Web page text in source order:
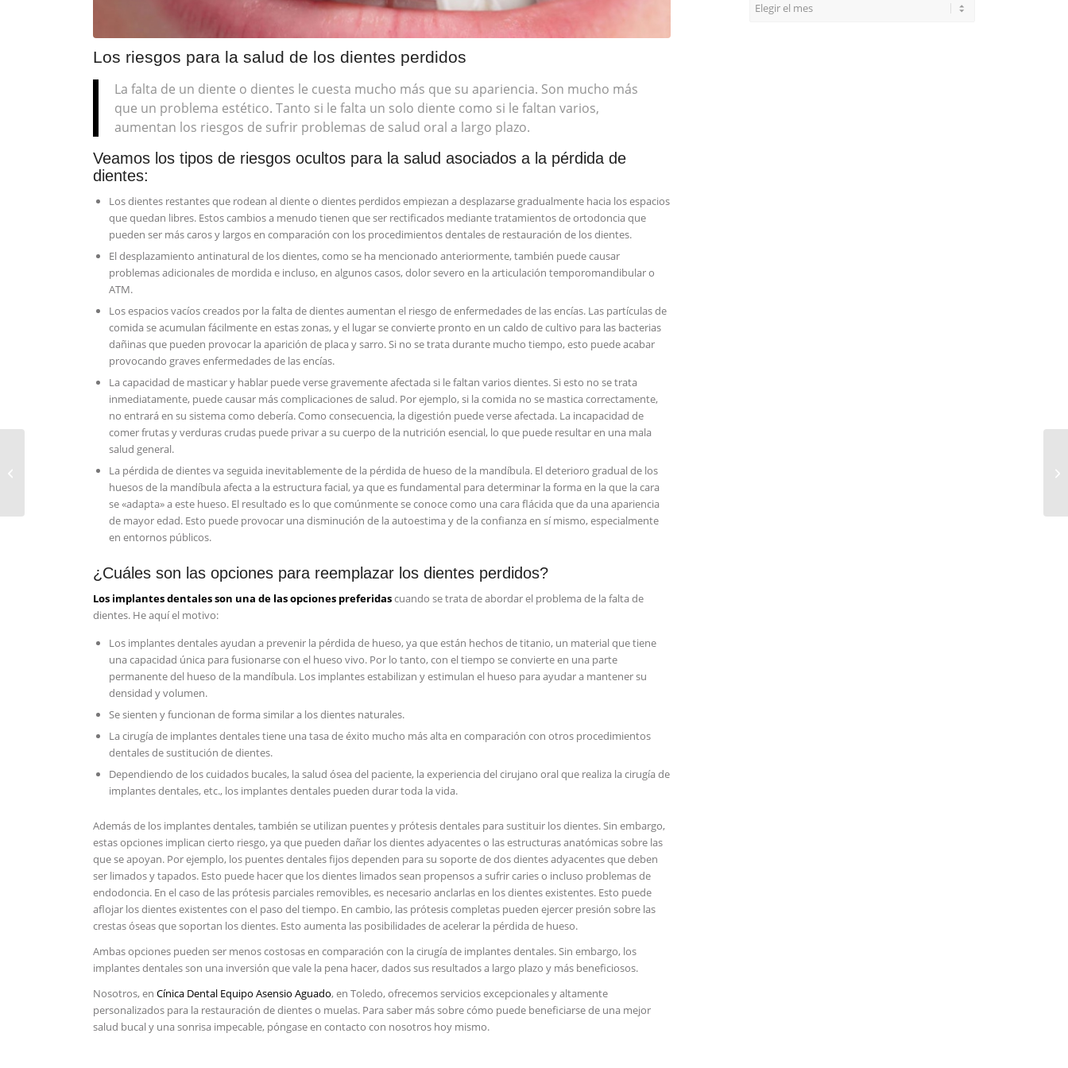
Los riesgos para la salud de los dientes perdidos
La falta de un diente o dientes le cuesta mucho más que su apariencia. Son mucho más
que un problema estético. Tanto si le falta un solo diente como si le faltan varios,
aumentan los riesgos de sufrir problemas de salud oral a largo plazo.
Veamos los tipos de riesgos ocultos para la salud asociados a la pérdida de
dientes:
Los dientes restantes que rodean al diente o dientes perdidos empiezan a desplazarse gradualmente hacia los espacios
que quedan libres. Estos cambios a menudo tienen que ser rectificados mediante tratamientos de ortodoncia que
pueden ser más caros y largos en comparación con los procedimientos dentales de restauración de los dientes.
El desplazamiento antinatural de los dientes, como se ha mencionado anteriormente, también puede causar
problemas adicionales de mordida e incluso, en algunos casos, dolor severo en la articulación temporomandibular o
ATM.
Los espacios vacíos creados por la falta de dientes aumentan el riesgo de enfermedades de las encías. Las partículas de
comida se acumulan fácilmente en estas zonas, y el lugar se convierte pronto en un caldo de cultivo para las bacterias
dañinas que pueden provocar la aparición de placa y sarro. Si no se trata durante mucho tiempo, esto puede acabar
provocando graves enfermedades de las encías.
La capacidad de masticar y hablar puede verse gravemente afectada si le faltan varios dientes. Si esto no se trata
inmediatamente, puede causar más complicaciones de salud. Por ejemplo, si la comida no se mastica correctamente,
no entrará en su sistema como debería. Como consecuencia, la digestión puede verse afectada. La incapacidad de
comer frutas y verduras crudas puede privar a su cuerpo de la nutrición esencial, lo que puede resultar en una mala
salud general.
La pérdida de dientes va seguida inevitablemente de la pérdida de hueso de la mandíbula. El deterioro gradual de los
huesos de la mandíbula afecta a la estructura facial, ya que es fundamental para determinar la forma en la que la cara
se «adapta» a este hueso. El resultado es lo que comúnmente se conoce como una cara flácida que da una apariencia
de mayor edad. Esto puede provocar una disminución de la autoestima y de la confianza en sí mismo, especialmente
en entornos públicos.
¿Cuáles son las opciones para reemplazar los dientes perdidos?
Los implantes dentales son una de las opciones preferidascuando se trata de abordar el problema de la falta de
dientes. He aquí el motivo:
Los implantes dentales ayudan a prevenir la pérdida de hueso, ya que están hechos de titanio, un material que tiene
una capacidad única para fusionarse con el hueso vivo. Por lo tanto, con el tiempo se convierte en una parte
permanente del hueso de la mandíbula. Los implantes estabilizan y estimulan el hueso para ayudar a mantener su
densidad y volumen.
Se sienten y funcionan de forma similar a los dientes naturales.
La cirugía de implantes dentales tiene una tasa de éxito mucho más alta en comparación con otros procedimientos
dentales de sustitución de dientes.
Dependiendo de los cuidados bucales, la salud ósea del paciente, la experiencia del cirujano oral que realiza la cirugía de
implantes dentales, etc., los implantes dentales pueden durar toda la vida.
Además de los implantes dentales, también se utilizan puentes y prótesis dentales para sustituir los dientes. Sin embargo,
estas opciones implican cierto riesgo, ya que pueden dañar los dientes adyacentes o las estructuras anatómicas sobre las
que se apoyan. Por ejemplo, los puentes dentales fijos dependen para su soporte de dos dientes adyacentes que deben
ser limados y tapados. Esto puede hacer que los dientes limados sean propensos a sufrir caries o incluso problemas de
endodoncia. En el caso de las prótesis parciales removibles, es necesario anclarlas en los dientes existentes. Esto puede
aflojar los dientes existentes con el paso del tiempo. En cambio, las prótesis completas pueden ejercer presión sobre las
crestas óseas que soportan los dientes. Esto aumenta las posibilidades de acelerar la pérdida de hueso.
Ambas opciones pueden ser menos costosas en comparación con la cirugía de implantes dentales. Sin embargo, los
implantes dentales son una inversión que vale la pena hacer, dados sus resultados a largo plazo y más beneficiosos.
Nosotros, enCínica Dental Equipo Asensio Aguado, en Toledo, ofrecemos servicios excepcionales y altamente
personalizados para la restauración de dientes o muelas. Para saber más sobre cómo puede beneficiarse de una mejor
salud bucal y una sonrisa impecable, póngase en contacto con nosotros hoy mismo.
Todo lo que debes
reabsorción dental.